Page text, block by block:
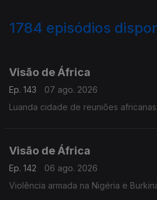
1784 episódios
Visão de África
Ep. 143
07 ago. 2026
Luanda cidade de reuniões africanas.
Visão de África
Ep. 142
06 ago. 2026
Violência armada na Nigéria e